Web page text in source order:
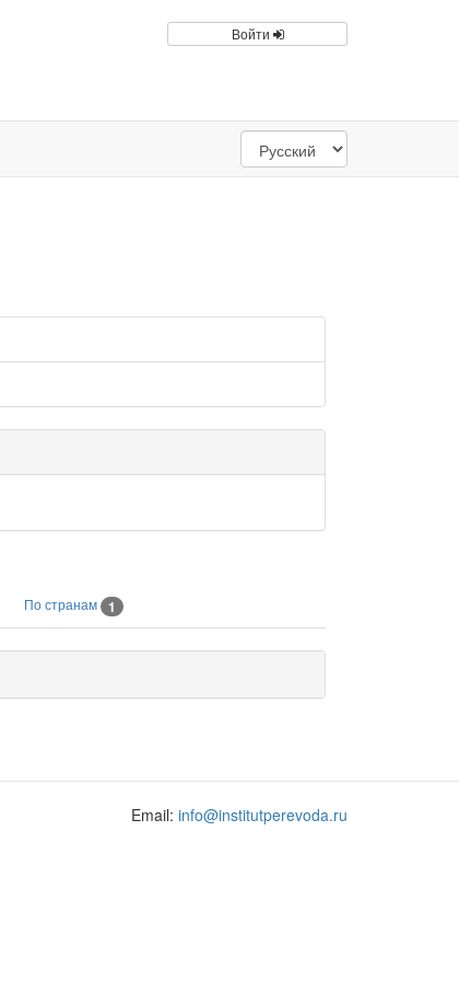
Войти
По странам 1
Email: info@institutperevoda.ru